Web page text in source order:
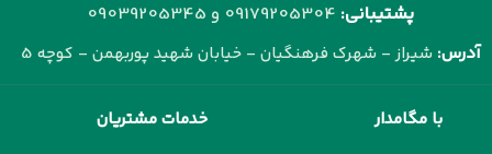
پشتیبانی: 09179205304 و 09039205345
آدرس: شیراز - شهرک فرهنگیان - خیابان شهید پوربهمن - کوچه 5
با مگامدار
خدمات مشتریان